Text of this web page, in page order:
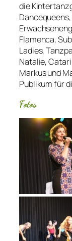
die
Flamenca,
Ladies,
Natalie,
Markus und
Publikum für
Fotos